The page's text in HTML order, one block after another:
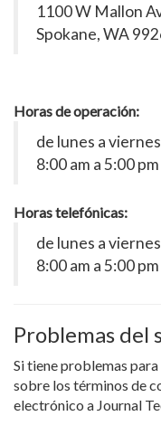
1100 W Mallon
Spokane, WA
Horas de operación:
de lunes a viernes
8:00 am a 5:00 pm
Horas telefónicas:
de lunes a viernes
8:00 am a 5:00 pm
Problemas del
Si tiene problemas
sobre los términos de
electrónico a Journal